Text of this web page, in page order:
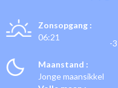
Zonsopgang :
06:21
-
Maanstand :
Jonge maansikkel